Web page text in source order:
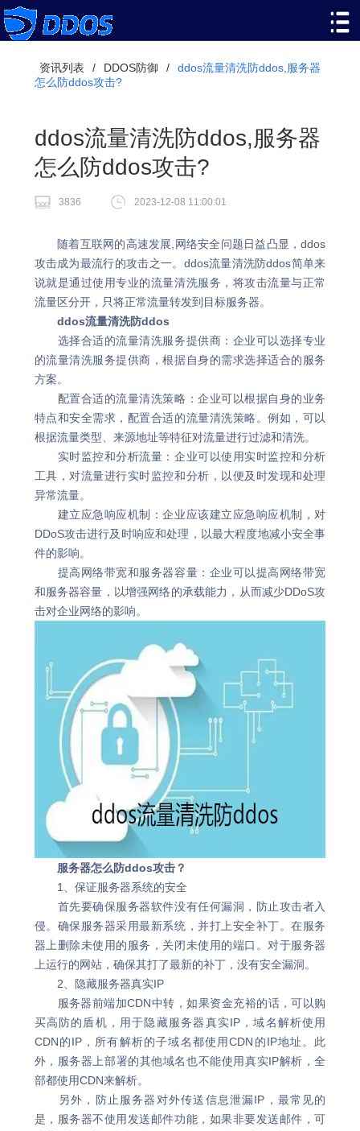
资讯列表 / DDOS防御 /
ddos流量清洗防ddos,服务器
怎么防ddos攻击?
ddos流量清洗防ddos,服务器
怎么防ddos攻击?
3836 2023-12-08 11:00:01
随着互联网的高速发展,网络安全问题日益凸显，ddos
攻击成为最流行的攻击之一。ddos流量清洗防ddos简单来
说就是通过使用专业的流量清洗服务，将攻击流量与正常
流量区分开，只将正常流量转发到目标服务器。
ddos流量清洗防ddos
选择合适的流量清洗服务提供商：企业可以选择专业
的流量清洗服务提供商，根据自身的需求选择适合的服务
方案。
配置合适的流量清洗策略：企业可以根据自身的业务
特点和安全需求，配置合适的流量清洗策略。例如，可以
根据流量类型、来源地址等特征对流量进行过滤和清洗。
实时监控和分析流量：企业可以使用实时监控和分析
工具，对流量进行实时监控和分析，以便及时发现和处理
异常流量。
建立应急响应机制：企业应该建立应急响应机制，对
DDoS攻击进行及时响应和处理，以最大程度地减小安全事
件的影响。
提高网络带宽和服务器容量：企业可以提高网络带宽
和服务器容量，以增强网络的承载能力，从而减少DDoS攻
击对企业网络的影响。
服务器怎么防ddos攻击？
1、保证服务器系统的安全
首先要确保服务器软件没有任何漏洞，防止攻击者入
侵。确保服务器采用最新系统，并打上安全补丁。在服务
器上删除未使用的服务，关闭未使用的端口。对于服务器
上运行的网站，确保其打了最新的补丁，没有安全漏洞。
2、隐藏服务器真实IP
服务器前端加CDN中转，如果资金充裕的话，可以购
买高防的盾机，用于隐藏服务器真实IP，域名解析使用
CDN的IP，所有解析的子域名都使用CDN的IP地址。此
外，服务器上部署的其他域名也不能使用真实IP解析，全
部都使用CDN来解析。
另外，防止服务器对外传送信息泄漏IP，最常见的
是，服务器不使用发送邮件功能，如果非要发送邮件，可